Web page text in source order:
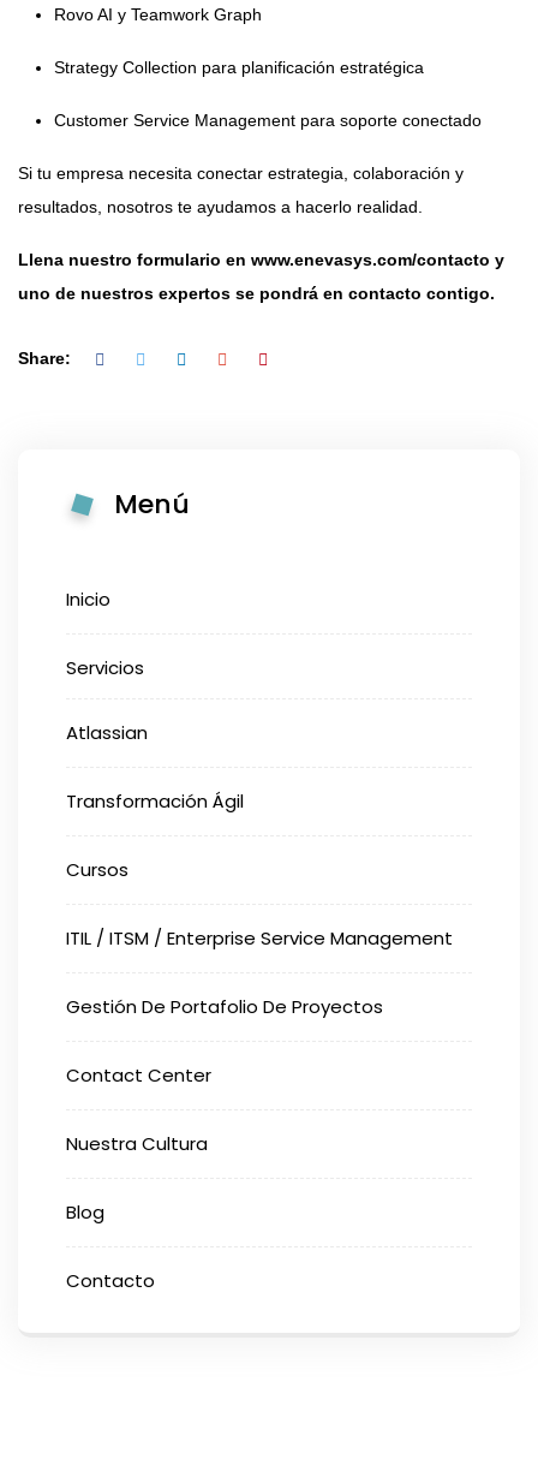
Rovo AI y Teamwork Graph
Strategy Collection para planificación estratégica
Customer Service Management para soporte conectado
Si tu empresa necesita conectar estrategia, colaboración y
resultados, nosotros te ayudamos a hacerlo realidad.
Llena nuestro formulario en www.enevasys.com/contacto y
uno de nuestros expertos se pondrá en contacto contigo.
Share:
Menú
Inicio
Servicios
Atlassian
Transformación Ágil
Cursos
ITIL / ITSM / Enterprise Service Management
Gestión De Portafolio De Proyectos
Contact Center
Nuestra Cultura
Blog
Contacto